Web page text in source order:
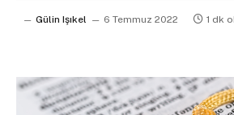
Gülin Işıkel 6 Temmuz 2022 1 dk